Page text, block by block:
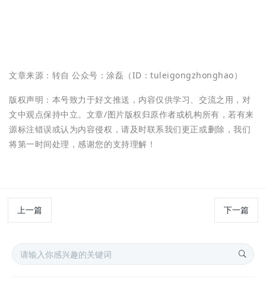
文章来源：转自公众号：涂磊（ID：tuleigongzhonghao）
版权声明：本号致力于好文推送，内容仅供学习、交流之用，对
文中观点保持中立。文章/图片版权归原作者或机构所有，若有来
源标注错误或认为内容侵权，请及时联系我们更正或删除，我们
将第一时间处理，感谢您的支持理解！
上一篇 下一篇